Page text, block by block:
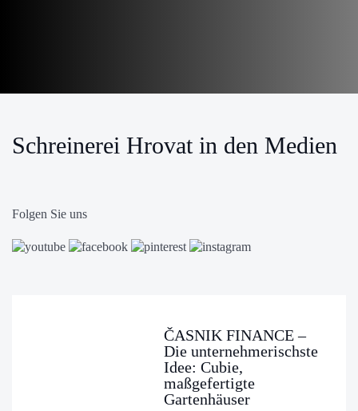
Schreinerei Hrovat in den Medien
Folgen Sie uns
ČASNIK FINANCE –
Die unternehmerischste
Idee: Cubie,
maßgefertigte
Gartenhäuser